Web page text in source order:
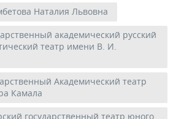
Наталия Львовна
академический русский
театр имени В. И.
Академический театр
Камала
государственный театр юного